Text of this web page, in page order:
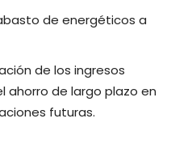
de energéticos a
de los ingresos
ahorro de largo plazo en
futuras.